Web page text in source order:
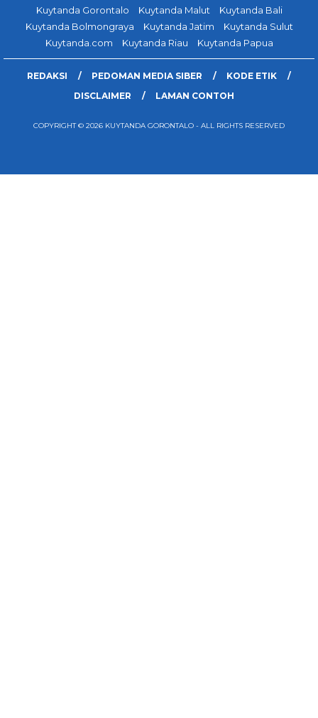
Kuytanda Gorontalo
Kuytanda Malut
Kuytanda Bali
Kuytanda Bolmongraya
Kuytanda Jatim
Kuytanda Sulut
Kuytanda.com
Kuytanda Riau Kuytanda Papua
REDAKSI PEDOMAN MEDIA SIBER
KODE ETIK
DISCLAIMER
LAMAN CONTOH
COPYRIGHT © 2026 KUYTANDA GORONTALO - ALL RIGHTS RESERVED